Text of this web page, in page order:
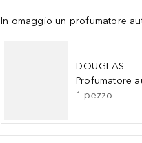
In omaggio un profumatore
DOUGLAS
Profumatore
1 pezzo